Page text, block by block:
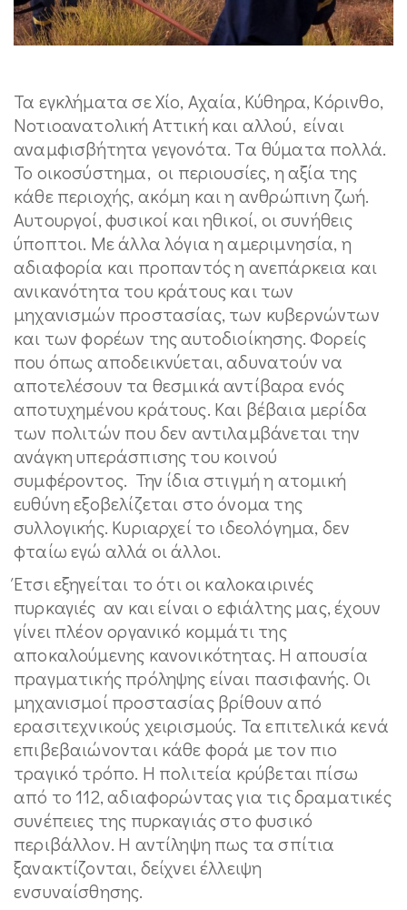
Τα εγκλήματα σε Χίο, Αχαία, Κύθηρα, Κόρινθο,
Νοτιοανατολική Αττική και αλλού, είναι
αναμφισβήτητα γεγονότα. Tα θύματα πολλά.
Το οικοσύστημα, οι περιουσίες, η αξία της
κάθε περιοχής, ακόμη και η ανθρώπινη ζωή.
Αυτουργοί, φυσικοί και ηθικοί, οι συνήθεις
ύποπτοι. Με άλλα λόγια η αμεριμνησία, η
αδιαφορία και προπαντός η ανεπάρκεια και
ανικανότητα του κράτους και των
μηχανισμών προστασίας, των κυβερνώντων
και των φορέων της αυτοδιοίκησης. Φορείς
που όπως αποδεικνύεται, αδυνατούν να
αποτελέσουν τα θεσμικά αντίβαρα ενός
αποτυχημένου κράτους. Και βέβαια μερίδα
των πολιτών που δεν αντιλαμβάνεται την
ανάγκη υπεράσπισης του κοινού
συμφέροντος. Την ίδια στιγμή η ατομική
ευθύνη εξοβελίζεται στο όνομα της
συλλογικής. Κυριαρχεί το ιδεολόγημα, δεν
φταίω εγώ αλλά οι άλλοι.
Έτσι εξηγείται το ότι οι καλοκαιρινές
πυρκαγιές αν και είναι ο εφιάλτης μας, έχουν
γίνει πλέον οργανικό κομμάτι της
αποκαλούμενης κανονικότητας. Η απουσία
πραγματικής πρόληψης είναι πασιφανής. Οι
μηχανισμοί προστασίας βρίθουν από
ερασιτεχνικούς χειρισμούς. Τα επιτελικά κενά
επιβεβαιώνονται κάθε φορά με τον πιο
τραγικό τρόπο. Η πολιτεία κρύβεται πίσω
από το 112, αδιαφορώντας για τις δραματικές
συνέπειες της πυρκαγιάς στο φυσικό
περιβάλλον. Η αντίληψη πως τα σπίτια
ξανακτίζονται, δείχνει έλλειψη
ενσυναίσθησης.